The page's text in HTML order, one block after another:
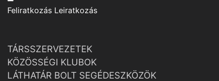
Feliratkozás Leiratkozás
TÁRSSZERVEZETEK
KÖZÖSSÉGI KLUBOK
LÁTHATÁR BOLT SEGÉDESZKÖZÖK